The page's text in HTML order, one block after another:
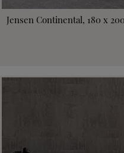
Jensen Continental, 180 x